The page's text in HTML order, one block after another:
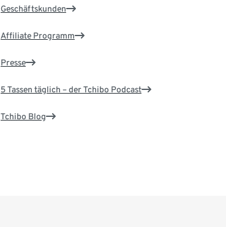
Geschäftskunden
Affiliate Programm
Presse
5 Tassen täglich – der Tchibo Podcast
Tchibo Blog